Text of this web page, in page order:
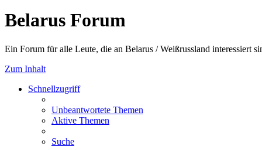
Belarus Forum
Ein Forum für alle Leute, die an Belarus / Weißrussland interessiert
Zum Inhalt
Schnellzugriff
Unbeantwortete Themen
Aktive Themen
Suche